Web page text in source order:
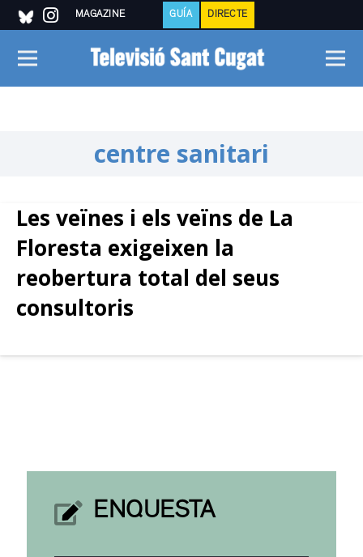
MAGAZINE GUÍA DIRECTE
centre sanitari
Les veïnes i els veïns de La
Floresta exigeixen la
reobertura total del seus
consultoris
ENQUESTA